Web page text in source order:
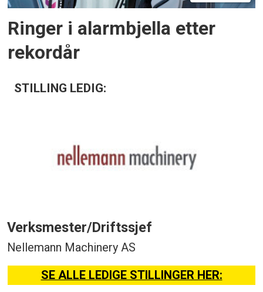
Ringer i alarmbjella etter
rekordår
STILLING LEDIG:
Verksmester/Driftssjef
Nellemann Machinery AS
SE ALLE LEDIGE STILLINGER HER: